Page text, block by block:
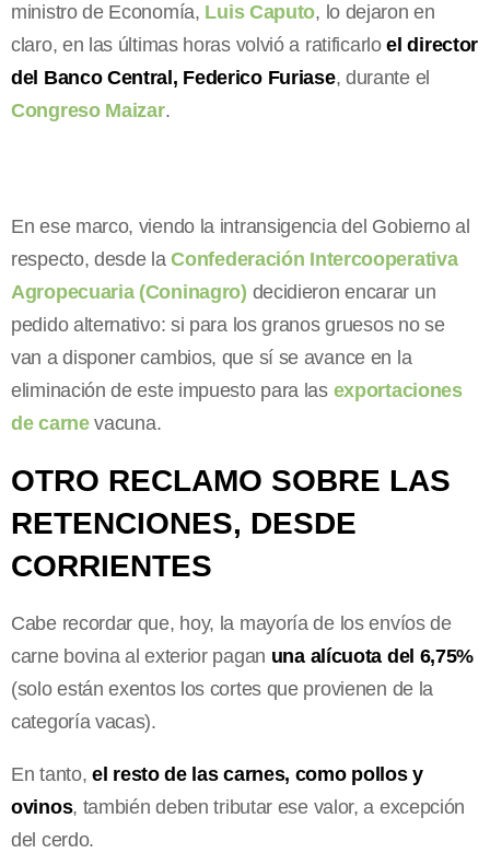
ministro de Economía, Luis Caputo, lo dejaron en
claro, en las últimas horas volvió a ratificarloel director
del Banco Central, Federico Furiase, durante el
Congreso Maizar.
En ese marco, viendo la intransigencia del Gobierno al
respecto, desde laConfederación Intercooperativa
Agropecuaria (Coninagro) decidieron encarar un
pedido alternativo: si para los granos gruesos no se
van a disponer cambios, que sí se avance en la
eliminación de este impuesto para las exportaciones
de carnevacuna.
OTRO RECLAMO SOBRE LAS
RETENCIONES, DESDE
CORRIENTES
Cabe recordar que, hoy, la mayoría de los envíos de
carne bovina al exterior pagan una alícuota del 6,75%
(solo están exentos los cortes que provienen de la
categoría vacas).
En tanto, el resto de las carnes, como pollos y
ovinos, también deben tributar ese valor, a excepción
del cerdo.